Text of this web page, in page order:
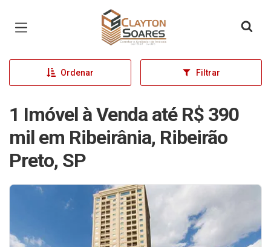
Página inicial
Ordenar Filtrar
1 Imóvel à Venda até R$ 390
mil em Ribeirânia, Ribeirão
Preto, SP